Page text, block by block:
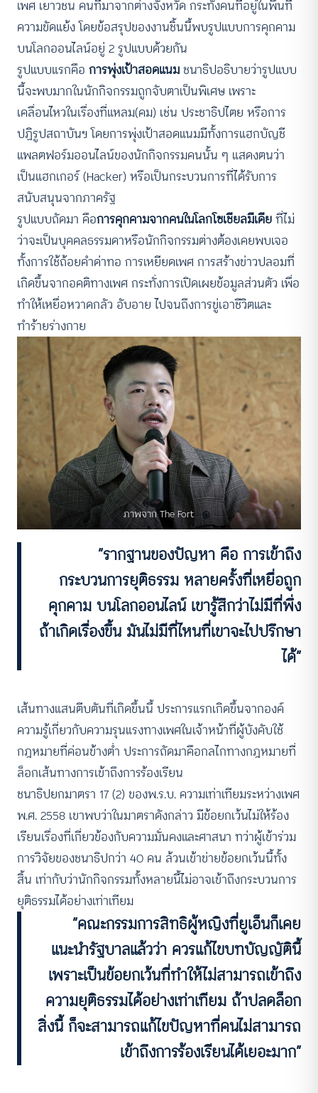
เพศ เยาวชน คนที่มาจากต่างจังหวัด กระทั่งคนที่อยู่ในพื้นที่
ความขัดแย้ง โดยข้อสรุปของงานชิ้นนี้พบรูปแบบการคุกคาม
บนโลกออนไลน์อยู่ 2 รูปแบบด้วยกัน
รูปแบบแรกคือ การพุ่งเป้าสอดแนม ชนาธิปอธิบายว่ารูปแบบ
นี้จะพบมากในนักกิจกรรมถูกจับตาเป็นพิเศษ เพราะ
เคลื่อนไหวในเรื่องที่แหลม(คม) เช่น ประชาธิปไตย หรือการ
ปฏิรูปสถาบันฯ โดยการพุ่งเป้าสอดแนมมีทั้งการแฮกบัญชี
แพลตฟอร์มออนไลน์ของนักกิจกรรมคนนั้น ๆ แสดงตนว่า
เป็นแฮกเกอร์ (Hacker) หรือเป็นกระบวนการที่ได้รับการ
สนับสนุนจากภาครัฐ
รูปแบบถัดมา คือการคุกคามจากคนในโลกโซเชียลมีเดียที่ไม่
ว่าจะเป็นบุคคลธรรมดาหรือนักกิจกรรมต่างต้องเคยพบเจอ
ทั้งการใช้ถ้อยคำด่าทอ การเหยียดเพศ การสร้างข่าวปลอมที่
เกิดขึ้นจากอคติทางเพศ กระทั่งการเปิดเผยข้อมูลส่วนตัว เพื่อ
ทำให้เหยื่อหวาดกลัว อับอาย ไปจนถึงการขู่เอาชีวิตและ
ทำร้ายร่างกาย
ภาพจาก The Fort
“รากฐานของปัญหา คือ การเข้าถึง
กระบวนการยุติธรรม หลายครั้งที่เหยื่อถูก
คุกคาม บนโลกออนไลน์ เขารู้สึกว่าไม่มีที่พึ่ง
ถ้าเกิดเรื่องขึ้น มันไม่มีที่ไหนที่เขาจะไปปรึกษา
ได้”
เส้นทางแสนตีบตันที่เกิดขึ้นนี้ ประการแรกเกิดขึ้นจากองค์
ความรู้เกี่ยวกับความรุนแรงทางเพศในเจ้าหน้าที่ผู้บังคับใช้
กฎหมายที่ค่อนข้างต่ำ ประการถัดมาคือกลไกทางกฎหมายที่
ล็อกเส้นทางการเข้าถึงการร้องเรียน
ชนาธิปยกมาตรา 17 (2) ของพ.ร.บ. ความเท่าเทียมระหว่างเพศ
พ.ศ. 2558 เขาพบว่าในมาตราดังกล่าว มีข้อยกเว้นไม่ให้ร้อง
เรียนเรื่องที่เกี่ยวข้องกับความมั่นคงและศาสนา ทว่าผู้เข้าร่วม
การวิจัยของชนาธิปกว่า 40 คน ล้วนเข้าข่ายข้อยกเว้นนี้ทั้ง
สิ้น เท่ากับว่านักกิจกรรมทั้งหลายนี้ไม่อาจเข้าถึงกระบวนการ
ยุติธรรมได้อย่างเท่าเทียม
“คณะกรรมการสิทธิผู้หญิงที่ยูเอ็นก็เคย
แนะนำรัฐบาลแล้วว่า ควรแก้ไขบทบัญญัตินี้
เพราะเป็นข้อยกเว้นที่ทำให้ไม่สามารถเข้าถึง
ความยุติธรรมได้อย่างเท่าเทียม ถ้าปลดล็อก
สิ่งนี้ ก็จะสามารถแก้ไขปัญหาที่คนไม่สามารถ
เข้าถึงการร้องเรียนได้เยอะมาก”